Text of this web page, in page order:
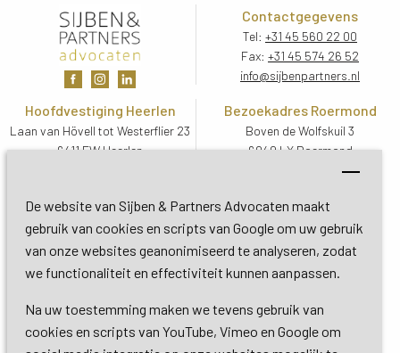
De website van Sijben & Partners Advocaten maakt
gebruik van cookies en scripts van Google om uw gebruik
van onze websites geanonimiseerd te analyseren, zodat
we functionaliteit en effectiviteit kunnen aanpassen.
Na uw toestemming maken we tevens gebruik van
cookies en scripts van YouTube, Vimeo en Google om
Contactgegevens
Tel: +31 45 560 22 00
Fax: +31 45 574 26 52
info@sijbenpartners.nl
Hoofdvestiging Heerlen
Laan van Hövell tot Westerflier 23
6411 EW Heerlen
Bezoekadres Roermond
Boven de Wolfskuil 3
6049 LX Roermond
Routebeschrijving
Bezoekadres De Bilt
Soestdijkseweg Zuid 13
3732 HC De Bilt (Utrecht)
Copyright 2026 © Sijben & Partners